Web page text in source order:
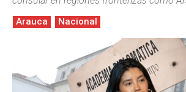
Arauca Nacional